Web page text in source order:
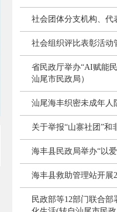
社会团体分支机构、代
社会组织评比表彰活动
省民政厅举办“AI赋能
汕尾市民政局）
汕尾海丰织密未成年人
关于举报“山寨社团”和
海丰县民政局举办“以
海丰县救助管理站开展
民政部等12部门联合